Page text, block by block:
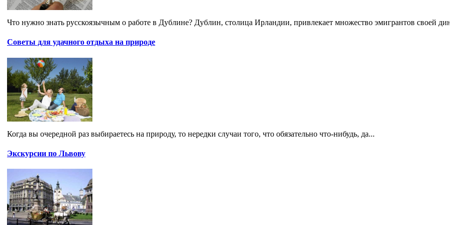
Что нужно знать русскоязычным о работе в Дублине? Дублин, столица Ирландии, привлекает множество эмигрантов своей
Советы для удачного отдыха на природе
Когда вы очередной раз выбираетесь на природу, то нередки случаи того, что обязательно что-нибудь, да...
Экскурсии по Львову